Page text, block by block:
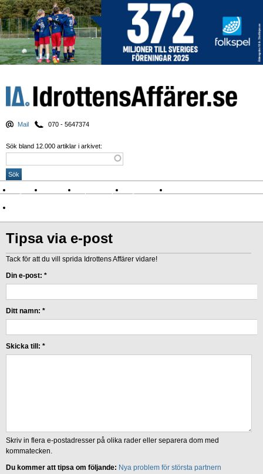
Mail 070 - 5647374
Sök bland 12.000 artiklar i arkivet:
Nyheter Krönikor Sport & spel Nyhetsbrev
Tipsa via e-post
Tack för att du vill sprida Idrottens Affärer vidare!
Din e-post: *
Ditt namn: *
Skicka till: *
Skriv in flera e-postadresser på olika rader eller separera dom med
kommatecken.
Du kommer att tipsa om följande: Nya problem för största partnern